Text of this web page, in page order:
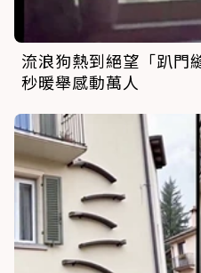
流浪狗熱到絕望「趴
秒暖舉感動萬人